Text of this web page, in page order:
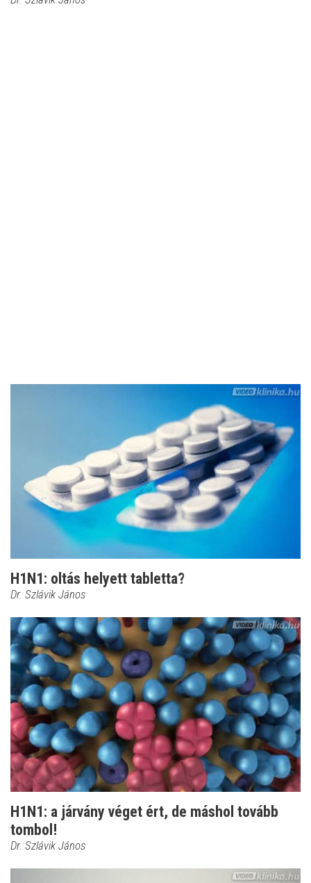
H1N1: oltás helyett tabletta?
Dr. Szlávik János
H1N1: a járvány véget ért, de máshol tovább
tombol!
Dr. Szlávik János